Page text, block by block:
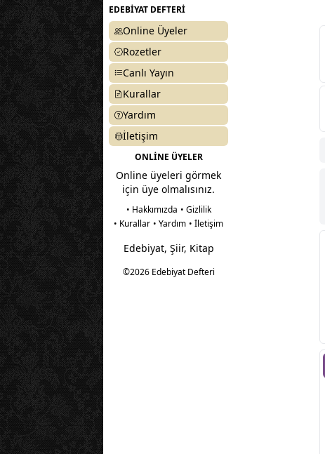
EDEBİYAT DEFTERİ
Online Üyeler
Rozetler
Canlı Yayın
Kurallar
Yardım
İletişim
ONLİNE ÜYELER
Online üyeleri görmek
için üye olmalısınız.
• Hakkımızda • Gizlilik
• Kurallar • Yardım • İletişim
Edebiyat, Şiir, Kitap
©2026 Edebiyat Defteri